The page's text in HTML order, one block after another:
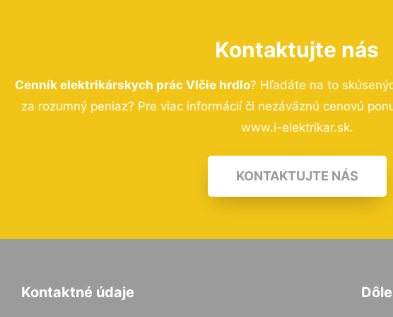
Kontaktujte nás
Cenník elektrikárskych prác Vlčie hrdlo? Hľadáte na to
za rozumný peniaz? Pre viac informácií či nezáväznú cenovú
www.i-elektrikar.sk.
KONTAKTUJTE NÁS
Kontaktné údaje